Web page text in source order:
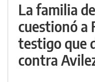
La familia
cuestionó a
testigo que
contra